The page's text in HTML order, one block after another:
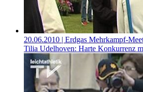
20.06.2010 | Erdgas Mehrkampf-
Tilia Udelhoven: Harte Konkurrenz